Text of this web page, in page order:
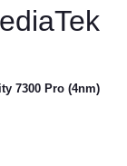
7300 Pro (4nm)